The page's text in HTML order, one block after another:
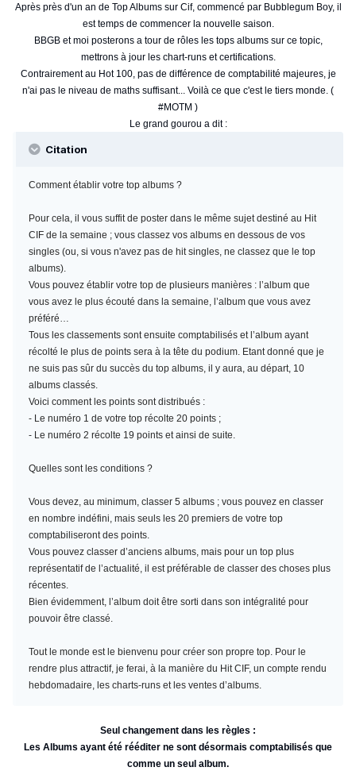
Après près d'un an de Top Albums sur Cif, commencé par Bubblegum Boy, il
est temps de commencer la nouvelle saison.
BBGB et moi posterons a tour de rôles les tops albums sur ce topic,
mettrons à jour les chart-runs et certifications.
Contrairement au Hot 100, pas de différence de comptabilité majeures, je
n'ai pas le niveau de maths suffisant... Voilà ce que c'est le tiers monde. (
#MOTM )
Le grand gourou a dit :
Citation
Comment établir votre top albums ?
Pour cela, il vous suffit de poster dans le même sujet destiné au Hit
CIF de la semaine ; vous classez vos albums en dessous de vos
singles (ou, si vous n'avez pas de hit singles, ne classez que le top
albums).
Vous pouvez établir votre top de plusieurs manières : l’album que
vous avez le plus écouté dans la semaine, l’album que vous avez
préféré…
Tous les classements sont ensuite comptabilisés et l’album ayant
récolté le plus de points sera à la tête du podium. Etant donné que je
ne suis pas sûr du succès du top albums, il y aura, au départ, 10
albums classés.
Voici comment les points sont distribués :
- Le numéro 1 de votre top récolte 20 points ;
- Le numéro 2 récolte 19 points et ainsi de suite.
Quelles sont les conditions ?
Vous devez, au minimum, classer 5 albums ; vous pouvez en classer
en nombre indéfini, mais seuls les 20 premiers de votre top
comptabiliseront des points.
Vous pouvez classer d’anciens albums, mais pour un top plus
représentatif de l’actualité, il est préférable de classer des choses plus
récentes.
Bien évidemment, l’album doit être sorti dans son intégralité pour
pouvoir être classé.
Tout le monde est le bienvenu pour créer son propre top. Pour le
rendre plus attractif, je ferai, à la manière du Hit CIF, un compte rendu
hebdomadaire, les charts-runs et les ventes d’albums.
Seul changement dans les règles :
Les Albums ayant été rééditer ne sont désormais comptabilisés que
comme un seul album.